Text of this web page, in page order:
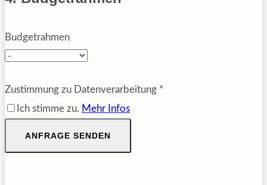
Budgetrahmen
Zustimmung zu Datenverarbeitung *
Ich stimme zu. Mehr Infos
ANFRAGE SENDEN